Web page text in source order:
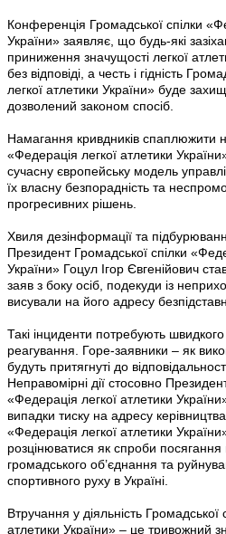
Конференція Громадської спілки
України» заявляє, що будь-які
приниження значущості легкої
без відповіді, а честь і гідність
легкої атлетики України» буде
дозволений законом спосіб.
Намагання кривдників спаплюжити
«Федерація легкої атлетики
сучасну європейську модель
їх власну безпорадність та
прогресивних рішень.
Хвиля дезінформації та
Президент Громадської спілки
України» Гоцул Ігор Євгенійович
заяв з боку осіб, подекуди із
висували на його адресу
Такі інциденти потребують
реагування. Горе-заявники – як
будуть притягнуті до
Неправомірні дії стосовно
«Федерація легкої атлетики
випадки тиску на адресу
«Федерація легкої атлетики
розцінюватися як спроби посягання
громадського об’єднання та
спортивного руху в Україні.
Втручання у діяльність Громадської
атлетики України» – це тривожний